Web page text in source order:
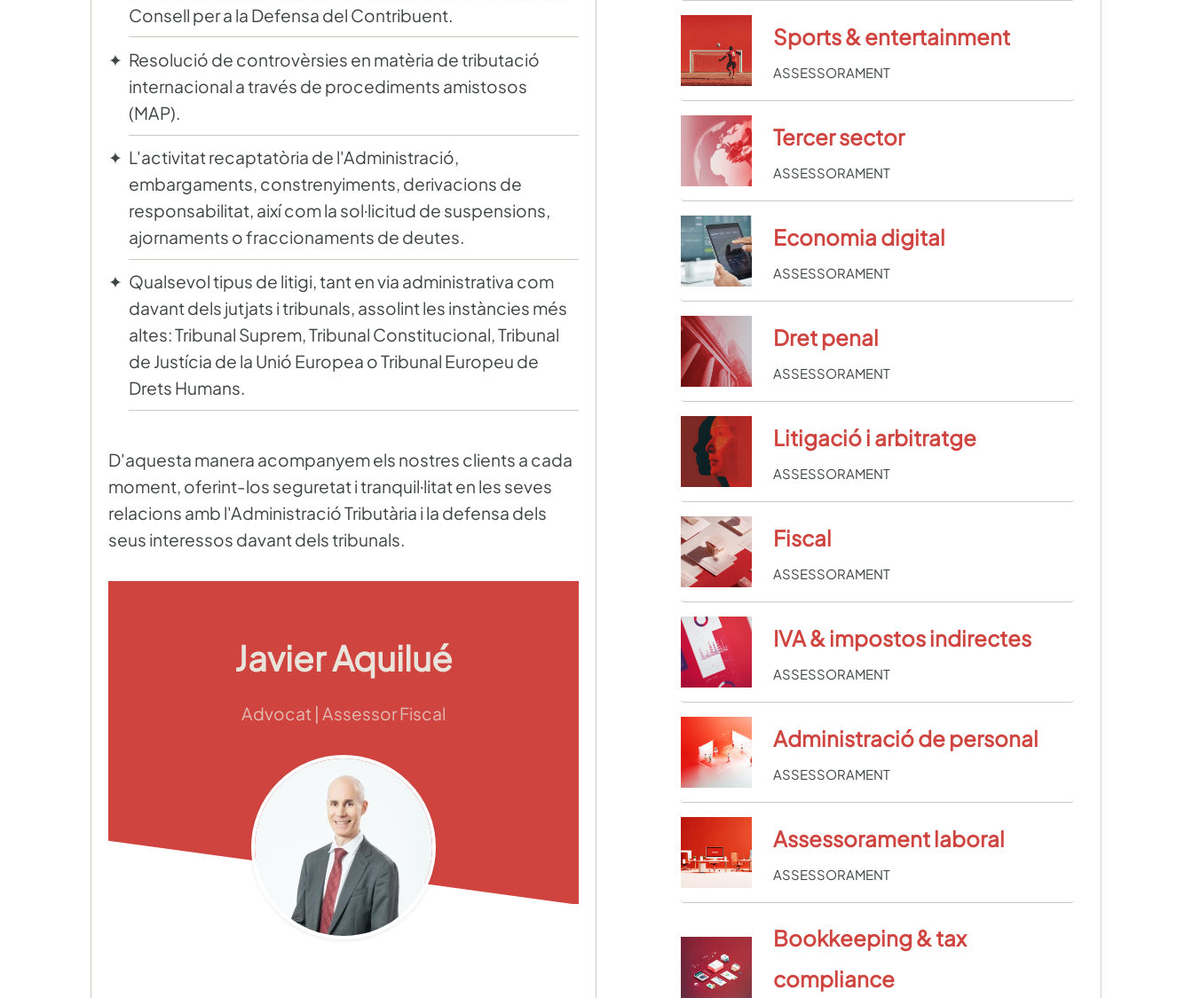
Consell per a la Defensa del Contribuent.
Resolució de controvèrsies en matèria de tributació
internacional a través de procediments amistosos
(MAP).
L'activitat recaptatòria de l'Administració,
embargaments, constrenyiments, derivacions de
responsabilitat, així com la sol·licitud de suspensions,
ajornaments o fraccionaments de deutes.
Qualsevol tipus de litigi, tant en via administrativa com
davant dels jutjats i tribunals, assolint les instàncies més
altes: Tribunal Suprem, Tribunal Constitucional, Tribunal
de Justícia de la Unió Europea o Tribunal Europeu de
Drets Humans.
D'aquesta manera acompanyem els nostres clients a cada
moment, oferint-los seguretat i tranquil·litat en les seves
relacions amb l'Administració Tributària i la defensa dels
seus interessos davant dels tribunals.
Javier Aquilué
Advocat | Assessor Fiscal
Sports & entertainment
ASSESSORAMENT
Tercer sector
ASSESSORAMENT
Economia digital
ASSESSORAMENT
Dret penal
ASSESSORAMENT
Litigació i arbitratge
ASSESSORAMENT
Fiscal
ASSESSORAMENT
IVA & impostos indirectes
ASSESSORAMENT
Administració de personal
ASSESSORAMENT
Assessorament laboral
ASSESSORAMENT
Bookkeeping & tax
compliance